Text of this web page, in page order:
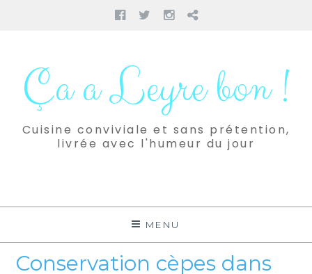
Facebook
TwitterInstagram
Pinterest
contenuÇa a Leyre bon !
Cuisine conviviale et sans prétention,
livrée avec l'humeur du jour
MENU
Conservation cèpes dans